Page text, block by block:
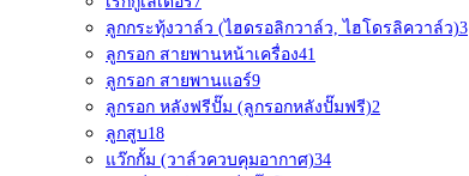
ลูกกระทุ้งวาล์ว (ไฮดรอลิกวาล์ว, ไฮโดรลิควาล์ว)3
ลูกรอก สายพานหน้าเครื่อง41
ลูกรอก สายพานแอร์9
ลูกรอก หลังฟรีปั๊ม (ลูกรอกหลังปั๊มฟรี)2
ลูกสูบ18
แว๊กกั้ม (วาล์วควบคุมอากาศ)34